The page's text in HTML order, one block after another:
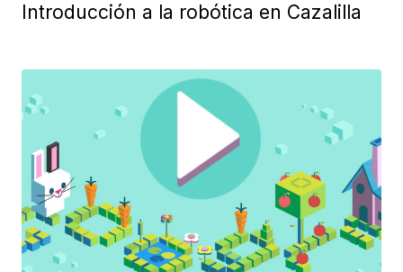
Introducción a la robótica en Cazalilla